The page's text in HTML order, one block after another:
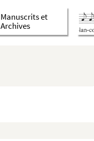
Manuscrits et
Archives